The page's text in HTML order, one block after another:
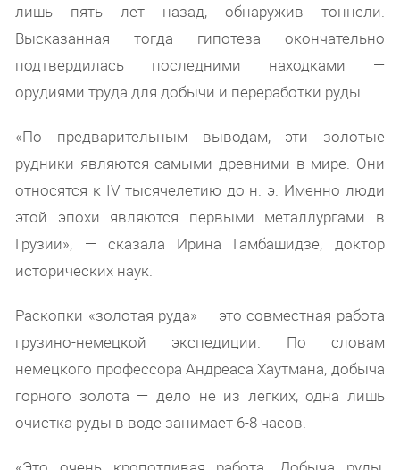
лишь пять лет назад, обнаружив тоннели.
Высказанная тогда гипотеза окончательно
подтвердилась последними находками —
орудиями труда для добычи и переработки руды.
«По предварительным выводам, эти золотые
рудники являются самыми древними в мире. Они
относятся к IV тысячелетию до н. э. Именно люди
этой эпохи являются первыми металлургами в
Грузии», — сказала Ирина Гамбашидзе, доктор
исторических наук.
Раскопки «золотая руда» — это совместная работа
грузино-немецкой экспедиции. По словам
немецкого профессора Андреаса Хаутмана, добыча
горного золота — дело не из легких, одна лишь
очистка руды в воде занимает 6-8 часов.